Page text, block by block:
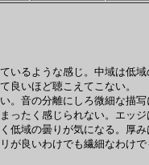
いるような感じ。中域は低
良いほど聴こえてこない。
。音の分離にしろ微細な描
ったく感じられない。エッ
低域の曇りが気になる。厚
が良いわけでも繊細なわけ